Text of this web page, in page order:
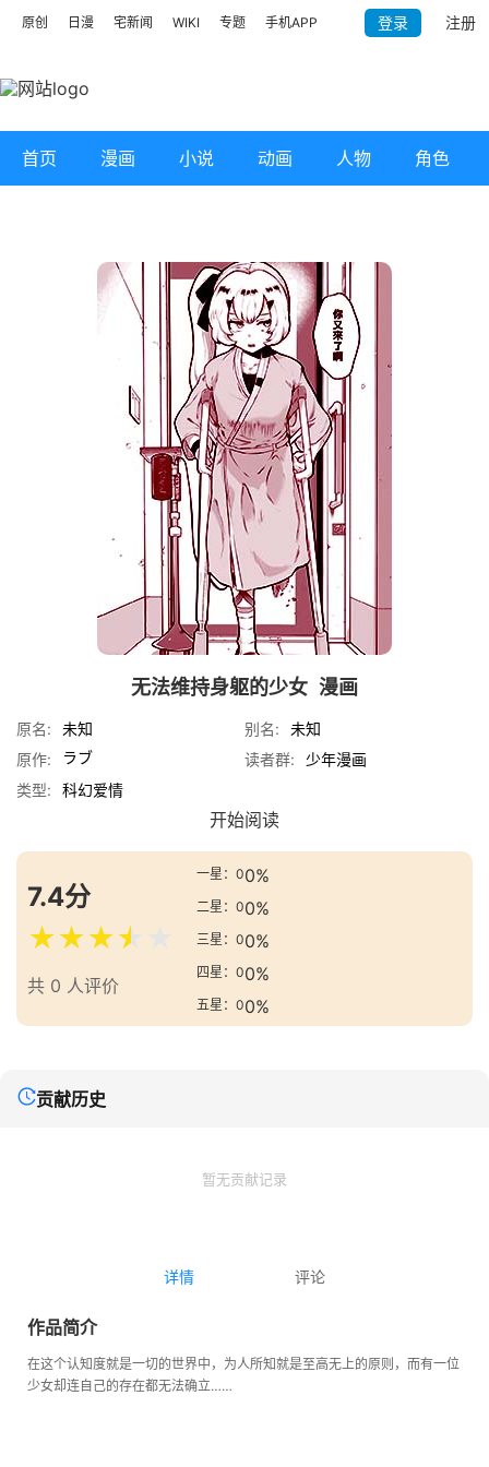
原创 日漫 宅新闻 WIKI 专题 手机APP 登录 注册
首页 漫画 小说 动画 人物 角色
无法维持身躯的少女 漫画
原名: 未知 别名:
未知
原作:
ラブ 读者群:
少年漫画
类型:
科幻爱情
开始阅读
7.4分
★★★★
共 0 人评价
一星：00%
二星：00%
三星：00%
四星：00%
五星：00%
贡献历史
暂无贡献记录
详情 评论
作品简介
在这个认知度就是一切的世界中，为人所知就是至高无上的原则，而有一位
少女却连自己的存在都无法确立……